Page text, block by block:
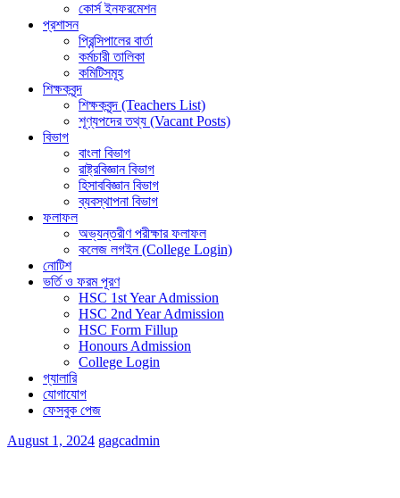
কোর্স ইনফরমেশন
প্রশাসন
প্রিন্সিপালের বার্তা
কর্মচারী তালিকা
কমিটিসমূহ
শিক্ষকবৃন্দ
শিক্ষকবৃন্দ (Teachers List)
শূণ্যপদের তথ্য (Vacant Posts)
বিভাগ
বাংলা বিভাগ
রাষ্ট্রবিজ্ঞান বিভাগ
হিসাববিজ্ঞান বিভাগ
ব্যবস্থাপনা বিভাগ
ফলাফল
অভ্যন্তরীণ পরীক্ষার ফলাফল
কলেজ লগইন (College Login)
নোটিশ
ভর্তি ও ফরম পূরণ
HSC 1st Year Admission
HSC 2nd Year Admission
HSC Form Fillup
Honours Admission
College Login
গ্যালারি
যোগাযোগ
ফেসবুক পেজ
August 1, 2024 gagcadmin